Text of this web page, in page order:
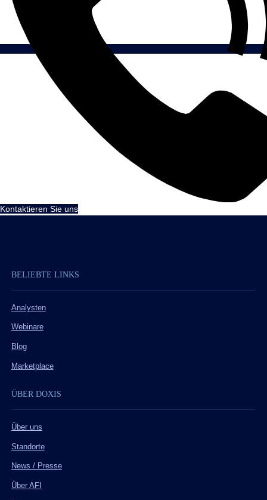
Kontaktieren Sie uns
BELIEBTE LINKS
Analysten
Webinare
Blog
Marketplace
ÜBER DOXIS
Über uns
Standorte
News / Presse
Über AFI